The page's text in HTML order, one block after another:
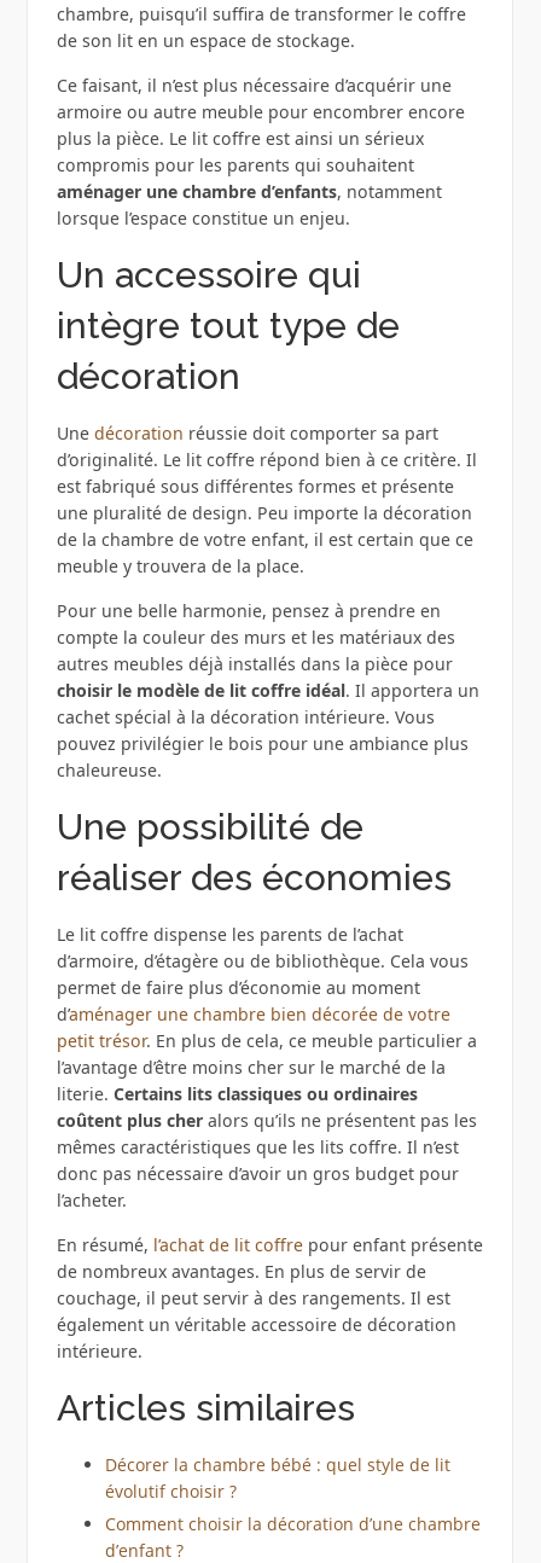
chambre, puisqu’il suffira de transformer le coffre
de son lit en un espace de stockage.
Ce faisant, il n’est plus nécessaire d’acquérir une
armoire ou autre meuble pour encombrer encore
plus la pièce. Le lit coffre est ainsi un sérieux
compromis pour les parents qui souhaitent
aménager une chambre d’enfants, notamment
lorsque l’espace constitue un enjeu.
Un accessoire qui
intègre tout type de
décoration
Une décoration réussie doit comporter sa part
d’originalité. Le lit coffre répond bien à ce critère. Il
est fabriqué sous différentes formes et présente
une pluralité de design. Peu importe la décoration
de la chambre de votre enfant, il est certain que ce
meuble y trouvera de la place.
Pour une belle harmonie, pensez à prendre en
compte la couleur des murs et les matériaux des
autres meubles déjà installés dans la pièce pour
choisir le modèle de lit coffre idéal. Il apportera un
cachet spécial à la décoration intérieure. Vous
pouvez privilégier le bois pour une ambiance plus
chaleureuse.
Une possibilité de
réaliser des économies
Le lit coffre dispense les parents de l’achat
d’armoire, d’étagère ou de bibliothèque. Cela vous
permet de faire plus d’économie au moment
d’aménager une chambre bien décorée de votre
petit trésor. En plus de cela, ce meuble particulier a
l’avantage d’être moins cher sur le marché de la
literie. Certains lits classiques ou ordinaires
coûtent plus cher alors qu’ils ne présentent pas les
mêmes caractéristiques que les lits coffre. Il n’est
donc pas nécessaire d’avoir un gros budget pour
l’acheter.
En résumé, l’achat de lit coffrepour enfant présente
de nombreux avantages. En plus de servir de
couchage, il peut servir à des rangements. Il est
également un véritable accessoire de décoration
intérieure.
Articles similaires
Décorer la chambre bébé : quel style de lit
évolutif choisir ?
Comment choisir la décoration d’une chambre
d’enfant ?